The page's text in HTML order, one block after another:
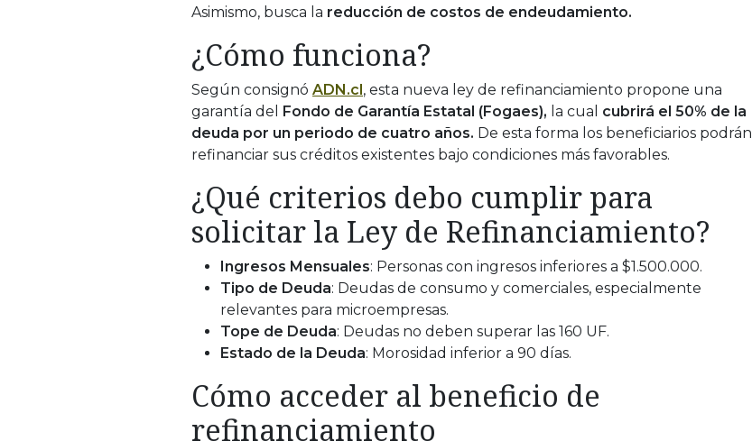
Asimismo, busca la reducción de costos de endeudamiento.
¿Cómo funciona?
Según consignó ADN.cl, esta nueva ley de refinanciamiento propone una
garantía del Fondo de Garantía Estatal (Fogaes), la cual cubrirá el 50% de la
deuda por un periodo de cuatro años. De esta forma los beneficiarios podrán
refinanciar sus créditos existentes bajo condiciones más favorables.
¿Qué criterios debo cumplir para
solicitar la Ley de Refinanciamiento?
Ingresos Mensuales: Personas con ingresos inferiores a $1.500.000.
Tipo de Deuda: Deudas de consumo y comerciales, especialmente
relevantes para microempresas.
Tope de Deuda: Deudas no deben superar las 160 UF.
Estado de la Deuda: Morosidad inferior a 90 días.
Cómo acceder al beneficio de
refinanciamiento